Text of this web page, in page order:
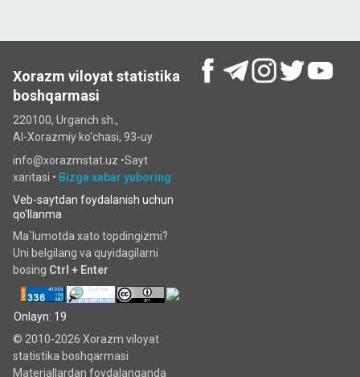
Xorazm viloyat statistika
boshqarmasi
220100, Urganch sh.,
Al-Xorazmiy ko‘chаsi, 93-uy
info@xorazmstat.uz •Sayt
xaritasi • Bizga xabar yuboring
Veb-saytdan foydalanish uchun
qo'llanma
Ma`lumotda xato topdingizmi?
Uni belgilang va quyidagilarni
bosing Ctrl + Enter
Onlayn: 19
© 2010-2026 Xorazm viloyat
statistika boshqarmasi
Materiallardan foydalanganda